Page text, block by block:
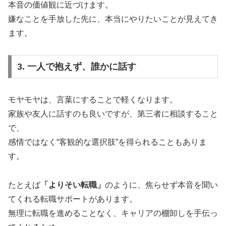
本音の価値観に近づけます。
嫌なことを手放した先に、本当にやりたいことが見えてき
ます。
3. 一人で抱えず、誰かに話す
モヤモヤは、言葉にすることで軽くなります。
家族や友人に話すのも良いですが、第三者に相談すること
で、
感情ではなく“客観的な選択肢”を得られることもありま
す。
たとえば 「よりそい転職」 のように、焦らせず本音を聞い
てくれる転職サポートがあります。
無理に転職を進めることなく、キャリアの棚卸しを手伝っ